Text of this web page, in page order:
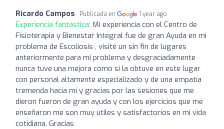
Ricardo Campos Publicada en 1 year ago
Experiencia fantástica: Mi experiencia con el Centro de
Fisioterapia y Bienestar Integral fue de gran Ayuda en mi
problema de Escoliosis , visité un sin fin de lugares
anteriormente para mi problema y desgraciadamente
nunca tuve una mejora como si la obtuve en este lugar
con personal altamente especializado y de una empatía
tremenda hacia mí y gracias por las sesiones que me
dieron fueron de gran ayuda y con los ejercicios que me
enseñaron me son muy útiles y satisfactorios en mi vida
cotidiana. Gracias